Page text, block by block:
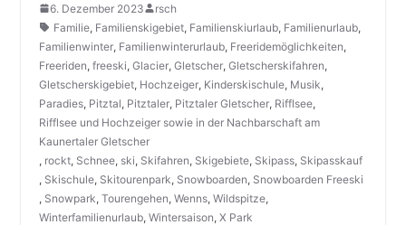
6. Dezember 2023
rsch
Familie, Familienskigebiet, Familienskiurlaub, Familienurlaub,
Familienwinter, Familienwinterurlaub, Freeridemöglichkeiten,
Freeriden, freeski, Glacier, Gletscher, Gletscherskifahren,
Gletscherskigebiet, Hochzeiger, Kinderskischule, Musik,
Paradies, Pitztal, Pitztaler, Pitztaler Gletscher, Rifflsee,
Rifflsee und Hochzeiger sowie in der Nachbarschaft am
Kaunertaler Gletscher
, rockt, Schnee, ski, Skifahren, Skigebiete, Skipass, Skipasskauf
, Skischule, Skitourenpark, Snowboarden, Snowboarden Freeski
, Snowpark, Tourengehen, Wenns, Wildspitze,
Winterfamilienurlaub, Wintersaison, X Park